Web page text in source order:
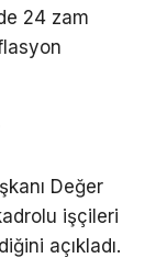
24 zam
Değer
işçileri
açıkladı.